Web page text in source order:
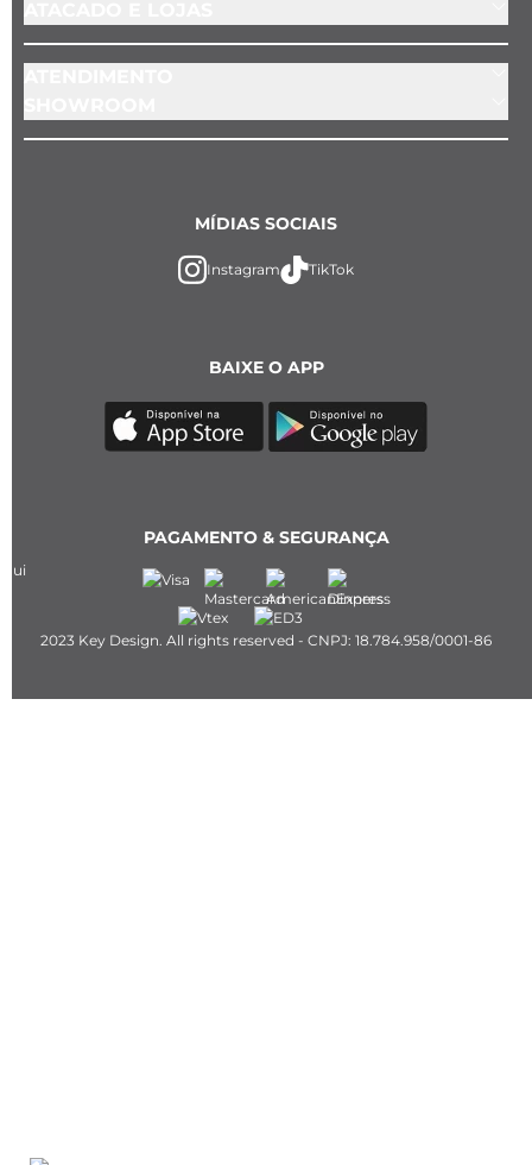
BAIXE O APP
MÍDIAS SOCIAIS
Instagram TikTok
PAGAMENTO & SEGURANÇA
2023 Key Design. All rights reserved - CNPJ: 18.784.958/0001-86